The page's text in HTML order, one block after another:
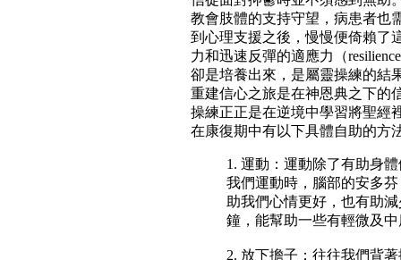
教會肢體的支持守望，病患者也
到心理支援之後，慢慢便倚賴了
力和迅速反彈的適應力（
卻是培養出來，是屬靈操練的結
重建信心之旅是在神恩典之下的
操練正正是在逆境中學習將聖經
在康復期中有以下具體自助的方
1. 運動：運動除了有助身
我們運動時，腦部的安多
助我們心情更好，也有助
鐘，能幫助一些有輕微及
2. 放下擔子：往往我們背